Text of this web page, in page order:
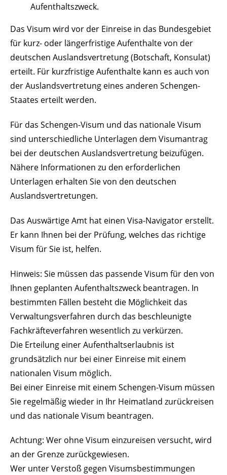
Aufenthaltszweck.
Das Visum wird vor der Einreise in das Bundesgebiet
für kurz- oder längerfristige Aufenthalte von der
deutschen Auslandsvertretung (Botschaft, Konsulat)
erteilt. Für kurzfristige Aufenthalte kann es auch von
der Auslandsvertretung eines anderen Schengen-
Staates erteilt werden.
Für das Schengen-Visum und das nationale Visum
sind unterschiedliche Unterlagen dem Visumantrag
bei der deutschen Auslandsvertretung beizufügen.
Nähere Informationen zu den erforderlichen
Unterlagen erhalten Sie von den deutschen
Auslandsvertretungen.
Das Auswärtige Amt hat einen Visa-Navigator erstellt.
Er kann Ihnen bei der Prüfung, welches das richtige
Visum für Sie ist, helfen.
Hinweis: Sie müssen das passende Visum für den von
Ihnen geplanten Aufenthaltszweck beantragen. In
bestimmten Fällen besteht die Möglichkeit das
Verwaltungsverfahren durch das beschleunigte
Fachkräfteverfahren wesentlich zu verkürzen.
Die Erteilung einer Aufenthaltserlaubnis ist
grundsätzlich nur bei einer Einreise mit einem
nationalen Visum möglich.
Bei einer Einreise mit einem Schengen-Visum müssen
Sie regelmäßig wieder in Ihr Heimatland zurückreisen
und das nationale Visum beantragen.
Achtung: Wer ohne Visum einzureisen versucht, wird
an der Grenze zurückgewiesen.
Wer unter Verstoß gegen Visumsbestimmungen